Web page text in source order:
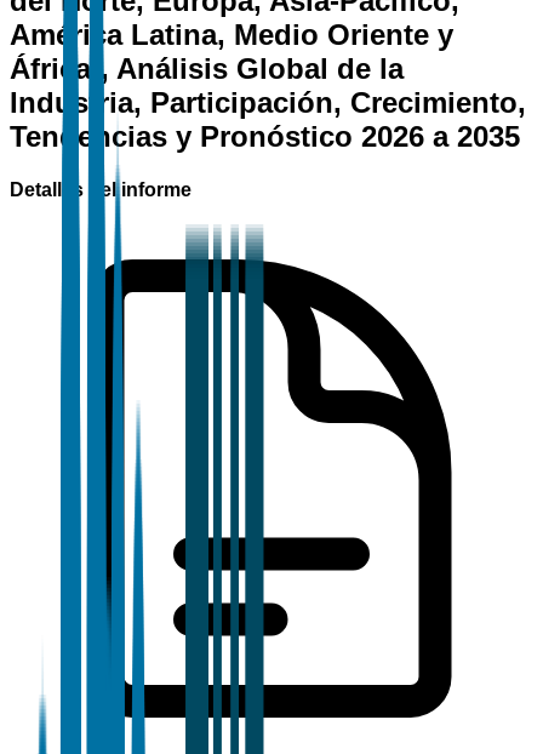
América Latina, Medio Oriente y
África), Análisis Global de la
Industria, Participación, Crecimiento,
Tendencias y Pronóstico 2026 a 2035
Detalles del informe